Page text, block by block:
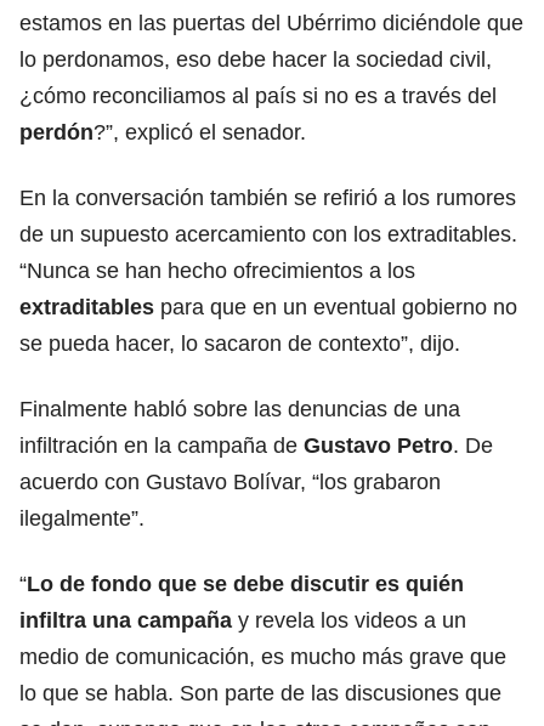
estamos en las puertas del Ubérrimo diciéndole que
lo perdonamos, eso debe hacer la sociedad civil,
¿cómo reconciliamos al país si no es a través del
perdón?”, explicó el senador.
En la conversación también se refirió a los rumores
de un supuesto acercamiento con los extraditables.
“Nunca se han hecho ofrecimientos a los
extraditables para que en un eventual gobierno no
se pueda hacer, lo sacaron de contexto”, dijo.
Finalmente habló sobre las denuncias de una
infiltración en la campaña de Gustavo Petro. De
acuerdo con Gustavo Bolívar, “los grabaron
ilegalmente”.
“Lo de fondo que se debe discutir es quién
infiltra una campaña y revela los videos a un
medio de comunicación, es mucho más grave que
lo que se habla. Son parte de las discusiones que